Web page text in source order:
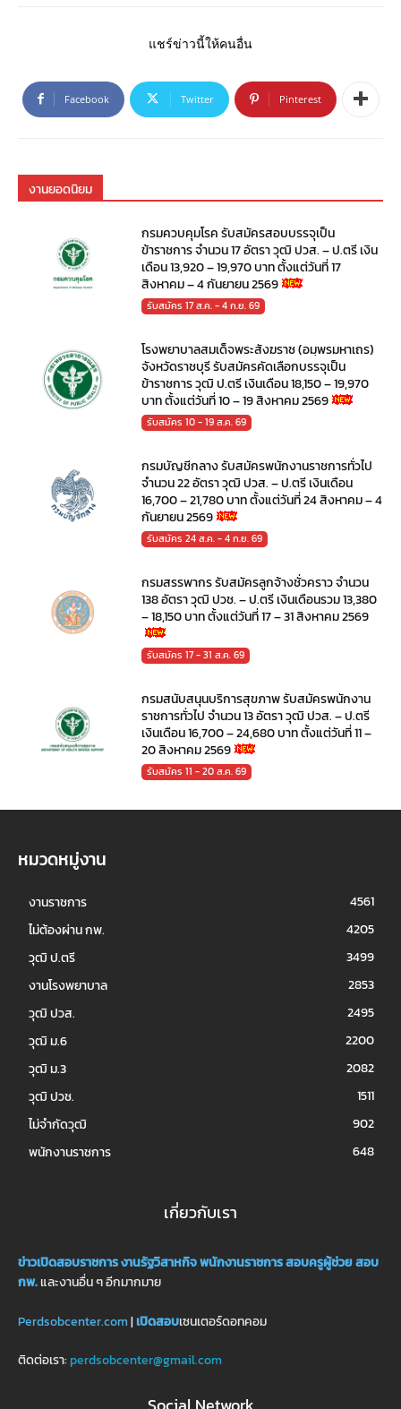
แชร์ข่าวนี้ให้คนอื่น
Facebook Twitter Pinterest
งานยอดนิยม
กรมควบคุมโรค รับสมัครสอบบรรจุเป็น
ข้าราชการ จำนวน 17 อัตรา วุฒิ ปวส. – ป.ตรี เงิน
เดือน 13,920 – 19,970 บาท ตั้งแต่วันที่ 17
สิงหาคม – 4 กันยายน 2569
รับสมัคร 17 ส.ค. - 4 ก.ย. 69
โรงพยาบาลสมเด็จพระสังฆราช (อมฺพรมหาเถร)
จังหวัดราชบุรี รับสมัครคัดเลือกบรรจุเป็น
ข้าราชการ วุฒิ ป.ตรี เงินเดือน 18,150 – 19,970
บาท ตั้งแต่วันที่ 10 – 19 สิงหาคม 2569
รับสมัคร 10 - 19 ส.ค. 69
กรมบัญชีกลาง รับสมัครพนักงานราชการทั่วไป
จำนวน 22 อัตรา วุฒิ ปวส. – ป.ตรี เงินเดือน
16,700 – 21,780 บาท ตั้งแต่วันที่ 24 สิงหาคม – 4
กันยายน 2569
รับสมัคร 24 ส.ค. - 4 ก.ย. 69
กรมสรรพากร รับสมัครลูกจ้างชั่วคราว จำนวน
138 อัตรา วุฒิ ปวช. – ป.ตรี เงินเดือนรวม 13,380
– 18,150 บาท ตั้งแต่วันที่ 17 – 31 สิงหาคม 2569
รับสมัคร 17 - 31 ส.ค. 69
กรมสนับสนุนบริการสุขภาพ รับสมัครพนักงาน
ราชการทั่วไป จำนวน 13 อัตรา วุฒิ ปวส. – ป.ตรี
เงินเดือน 16,700 – 24,680 บาท ตั้งแต่วันที่ 11 –
20 สิงหาคม 2569
รับสมัคร 11 - 20 ส.ค. 69
หมวดหมู่งาน
งานราชการ
4561
ไม่ต้องผ่าน กพ.
4205
วุฒิ ป.ตรี
3499
งานโรงพยาบาล
2853
วุฒิ ปวส.
2495
วุฒิ ม.6
2200
วุฒิ ม.3
2082
วุฒิ ปวช.
1511
ไม่จำกัดวุฒิ
902
พนักงานราชการ
648
เกี่ยวกับเรา
ข่าวเปิดสอบราชการงานรัฐวิสาหกิจพนักงานราชการสอบครูผู้ช่วยสอบ
กพ.และงานอื่น ๆ อีกมากมาย
Perdsobcenter.com|เปิดสอบเซนเตอร์ดอทคอม
ติดต่อเรา: perdsobcenter@gmail.com